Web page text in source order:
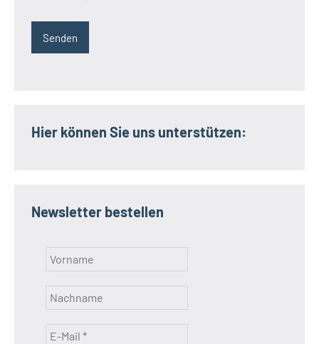
Hier können Sie uns unterstützen:
Newsletter bestellen